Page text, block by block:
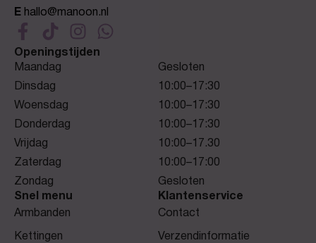
E hallo@manoon.nl
Openingstijden
Maandag
Gesloten
Dinsdag
10:00–17:30
Woensdag
10:00–17:30
Donderdag
10:00–17:30
Vrijdag
10:00–17.30
Zaterdag
10:00–17:00
Zondag
Gesloten
Snel menu
Armbanden
Kettingen
Klantenservice
Contact
Verzendinformatie